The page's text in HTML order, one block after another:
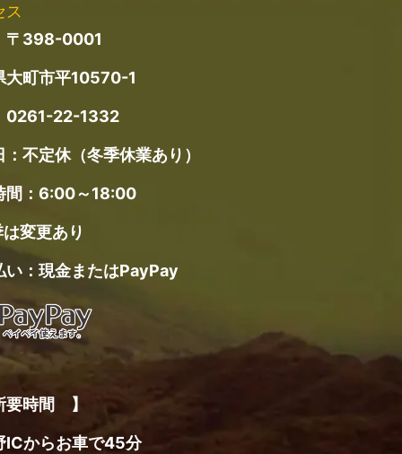
ス
〒398-0001
大町市平10570-1
0261-22-1332
：不定休（冬季休業あり）
間：6:00～18:00
変更あり
い：現金またはPayPay
時間 】
ICからお車で45分